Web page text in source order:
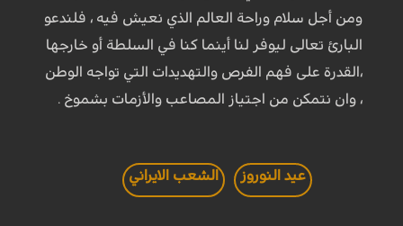
ومن أجل سلام وراحة العالم الذي نعيش فيه ، فلندعو
البارئ تعالى ليوفر لنا أينما كنا في السلطة أو خارجها
،القدرة على فهم الفرص والتهديدات التي تواجه الوطن
، وان نتمكن من اجتياز المصاعب والأزمات بشموخ .
عيد النوروز الشعب الايراني